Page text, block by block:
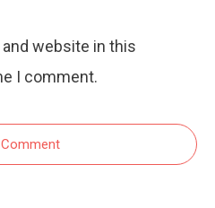
and website in this
I comment.